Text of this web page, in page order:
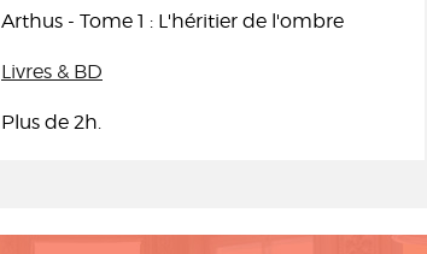
Arthus - Tome 1 : L'héritier de l'ombre
Livres & BD
Plus de 2h.